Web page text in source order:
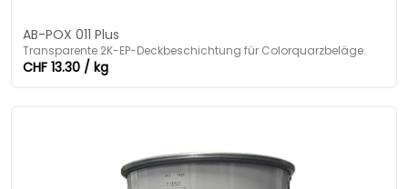
AB-POX 011 Plus
Transparente 2K-EP-Deckbeschichtung für Colorquarzbeläge.
CHF 13.30 / kg